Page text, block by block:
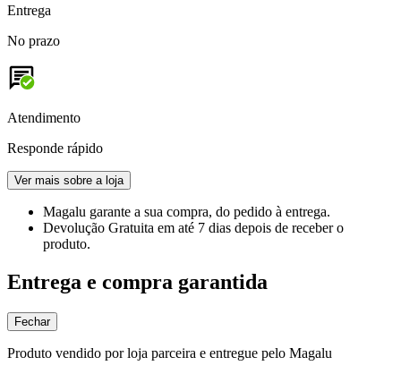
Entrega
No prazo
Atendimento
Responde rápido
Ver mais sobre a loja
Magalu garante a sua compra, do pedido à entrega.
Devolução Gratuita em até 7 dias depois de receber o
produto.
Entrega e compra garantida
Fechar
Produto vendido por loja parceira e entregue pelo Magalu